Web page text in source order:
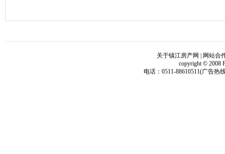
关于镇江房产网
网站合
copyright © 2008
电话：0511-88610511(广告热